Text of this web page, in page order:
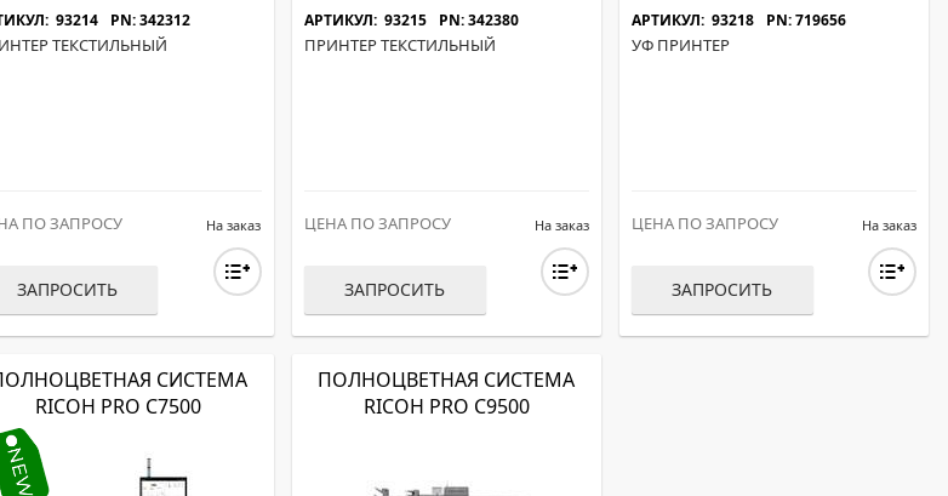
93214 PN: 342312
ТЕКСТИЛЬНЫЙ
ПО ЗАПРОСУ На заказ
ЗАПРОСИТЬ
АРТИКУЛ: 93215 PN: 342380
ПРИНТЕР ТЕКСТИЛЬНЫЙ
ЦЕНА ПО ЗАПРОСУ На заказ
ЗАПРОСИТЬ
АРТИКУЛ: 93218 PN: 719656
УФ ПРИНТЕР
ЦЕНА ПО ЗАПРОСУ На заказ
ЗАПРОСИТЬ
СИСТЕМА
RICOH PRO C7500
ПОЛНОЦВЕТНАЯ СИСТЕМА
RICOH PRO C9500